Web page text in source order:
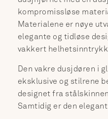
kompromissløse
Materialene er nøye
elegante og tidløse
vakkert helhetsinntrykk
Den vakre dusjdøren i
eksklusive og stilrene
designet fra
Samtidig er den